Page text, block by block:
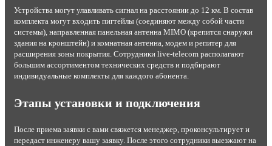
Устройства могут улавливать сигнал на расстоянии до 12 км. В состав
комплекта могут входить пигтейлы (соединяют между собой части
системы), направленная панельная антенна MIMO (крепится снаружи
здания на кронштейн) и комнатная антенна, модем и репитер для
расширения зоны покрытия. Сотрудники live-telecom располагают
большим ассортиментом технических средств и подбирают
индивидуальные комплекты для каждого абонента.
Этапы установки и подключения
После приема заявки с вами свяжется менеджер, проконсультирует и
передаст инженеру вашу заявку. После этого сотрудники выезжают на